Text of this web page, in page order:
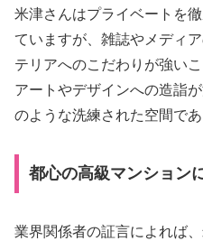
米津さんはプライベートを
ていますが、雑誌やメディ
テリアへのこだわりが強い
アートやデザインへの造詣
のような洗練された空間で
都心の高級マンション
業界関係者の証言によれば